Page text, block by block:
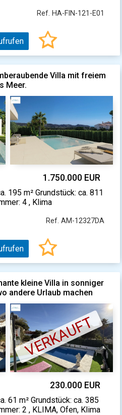
Ref. HA-FIN-121-E01
Villa mit freiem
Meer.
1.750.000 EUR
195 m² Grundstück: ca. 811
4 , Klima
Ref. AM-12327DA
kleine Villa in sonniger
andere Urlaub machen
VERKAUFT
230.000 EUR
61 m² Grundstück: ca. 385
2 , KLIMA, Ofen, Klima